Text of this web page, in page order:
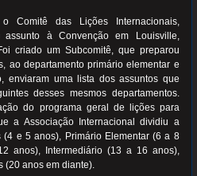
Comitê das Lições Internacionais,
assunto à Convenção em Louisville,
criado um Subcomitê, que preparou
ao departamento primário elementar e
enviaram uma lista dos assuntos que
desses mesmos departamentos.
do programa geral de lições para
a Associação Internacional dividiu a
(4 e 5 anos), Primário Elementar (6 a 8
anos), Intermediário (13 a 16 anos),
(20 anos em diante).